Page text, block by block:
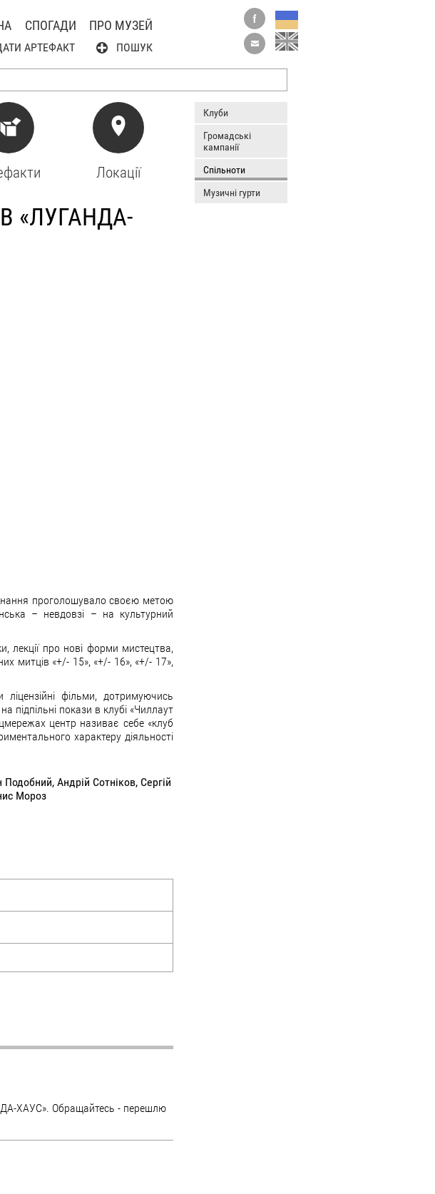
СПОГАДИ ПРО МУЗЕЙ
АРТЕФАКТ ПОШУК
Локації
Клуби
Громадські
кампанії
Спільноти
Музичні гурти
«ЛУГАНДА-
проголошувало своєю метою
– невдовзі – на культурний
лекції про нові форми мистецтва,
митців «+/- 15», «+/- 16», «+/- 17»,
фільми, дотримуючись
покази в клубі «Чиллаут
центр називає себе «клуб
характеру діяльності
Андрій Сотніков, Сергій
Мороз
ХАУС». Обращайтесь - перешлю